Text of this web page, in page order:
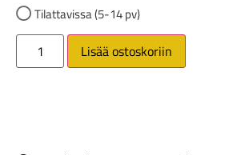
Tilattavissa (5-14 pv)
Lisää ostoskoriin